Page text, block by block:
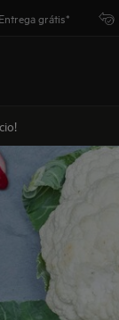
Entrega grátis*